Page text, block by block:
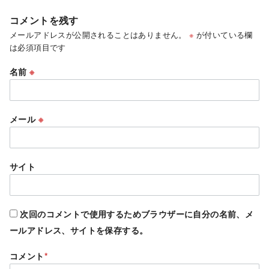
コメントを残す
メールアドレスが公開されることはありません。 ※ が付いている欄
は必須項目です
名前※
メール ※
サイト
次回のコメントで使用するためブラウザーに自分の名前、メ
ールアドレス、サイトを保存する。
コメント*